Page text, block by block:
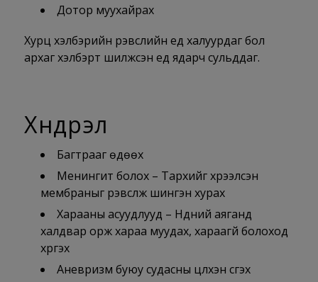
Дотор муухайрах
Хурц хэлбэрийн үрэвслийн үед халуурдаг бол
архаг хэлбэрт шилжсэн үед ядарч сульддаг.
Хүндрэл
Багтрааг өдөөх
Менингит болох – Тархийг хүрээлсэн
мембраныг үрэвсүүлж шингэн хурах
Харааны асуудлууд – Нүдний аяганд
халдвар орж хараа муудах, хараагүй болоход
хүргэх
Аневризм буюу судасны цүлхэн үүсгэх